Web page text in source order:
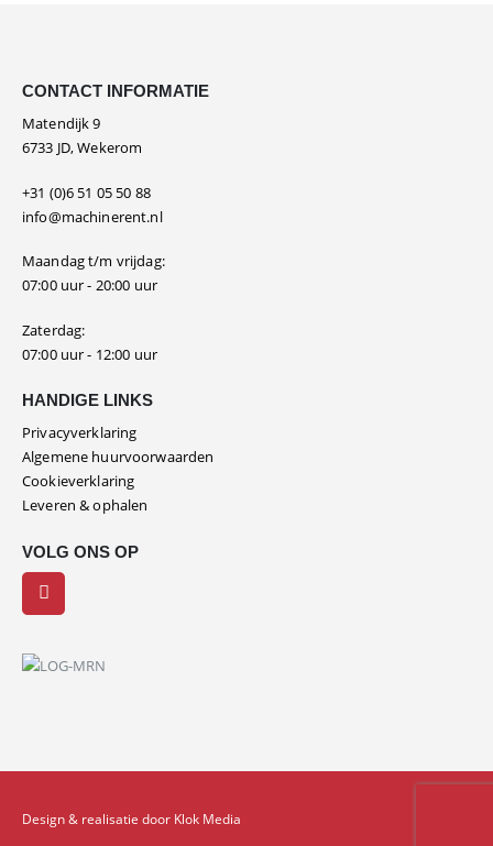
CONTACT INFORMATIE
Matendijk 9
6733 JD, Wekerom
+31 (0)6 51 05 50 88
info@machinerent.nl
Maandag t/m vrijdag:
07:00 uur - 20:00 uur
Zaterdag:
07:00 uur - 12:00 uur
HANDIGE LINKS
Privacyverklaring
Algemene huurvoorwaarden
Cookieverklaring
Leveren & ophalen
VOLG ONS OP
Design & realisatie door Klok Media